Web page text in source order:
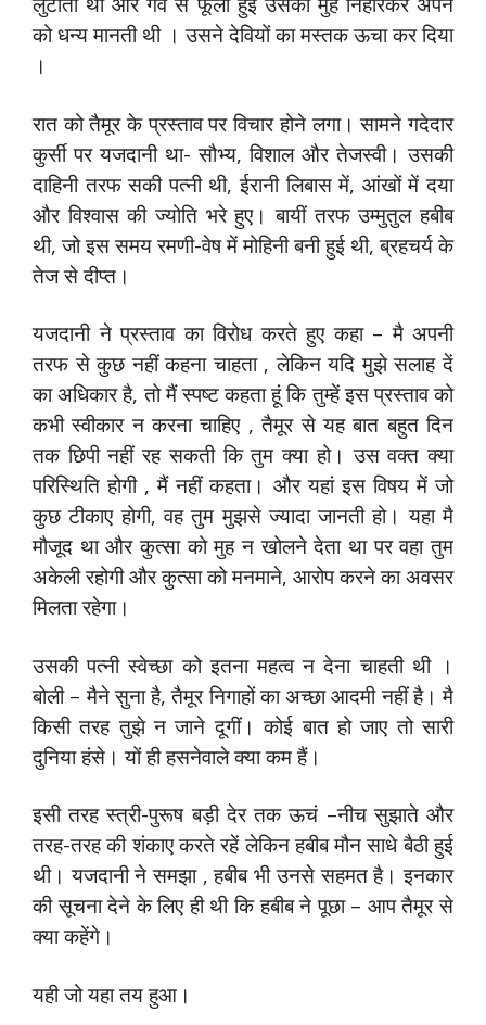
को धन्‍य मानती थी । उसने देवियों का मस्‍तक ऊचा कर दिया
।
रात को तैमूर के प्रस्‍ताव पर विचार होने लगा। सामने गदेदार
कुर्सी पर यजदानी था- सौभ्‍य, विशाल और तेजस्‍वी। उसकी
दाहिनी तरफ सकी पत्‍नी थी, ईरानी लिबास में, आंखों में दया
और विश्‍वास की ज्‍योति भरे हुए। बायीं तरफ उम्‍मुतुल हबीब
थी, जो इस समय रमणी-वेष में मोहिनी बनी हुई थी, ब्रहचर्य के
तेज से दीप्‍त।
यजदानी ने प्रस्‍ताव का विरोध करते हुए कहा – मै अपनी
तरफ से कुछ नहीं कहना चाहता , लेकिन यदि मुझे सलाह दें
का अधिकार है, तो मैं स्‍पष्‍ट कहता हूं कि तुम्‍हें इस प्रस्‍ताव को
कभी स्‍वीकार न करना चाहिए , तैमूर से यह बात बहुत दिन
तक छिपी नहीं रह सकती कि तुम क्‍या हो। उस वक्‍त क्‍या
परिस्‍थिति होगी , मैं नहीं कहता। और यहां इस विषय में जो
कुछ टीकाए होगी, वह तुम मुझसे ज्‍यादा जानती हो। यहा मै
मौजूद था और कुत्‍सा को मुह न खोलने देता था पर वहा तुम
अकेली रहोगी और कुत्‍सा को मनमाने, आरोप करने का अवसर
मिलता रहेगा।
उसकी पत्‍नी स्‍वेच्‍छा को इतना महत्‍व न देना चाहती थी ।
बोली – मैने सुना है, तैमूर निगाहों का अच्‍छा आदमी नहीं है। मै
किसी तरह तुझे न जाने दूगीं। कोई बात हो जाए तो सारी
दुनिया हंसे। यों ही हसनेवाले क्‍या कम हैं।
इसी तरह स्‍त्री-पुरूष बड़ी देर तक ऊचं –नीच सुझाते और
तरह-तरह की शंकाए करते रहें लेकिन हबीब मौन साधे बैठी हुई
थी। यजदानी ने समझा , हबीब भी उनसे सहमत है। इनकार
की सूचना देने के लिए ही थी कि ‍हबीब ने पूछा – आप तैमूर से
क्‍या कहेंगे।
यही जो यहा तय हुआ।